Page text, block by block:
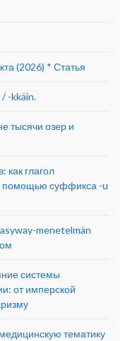
(2026) * Статья
-kkäin.
тысячи озер и
как глагол
помощью суффикса -u
menetelmän
системы
от имперской
тематику